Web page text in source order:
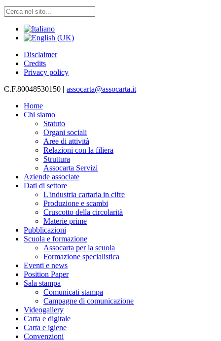
Disclaimer
Credits
Privacy policy
C.F.80048530150 | assocarta@assocarta.it
Home
Chi siamo
Statuto
Organi sociali
Aree di attività
Relazioni con la filiera
Struttura
Assocarta Servizi
Aziende associate
Dati di settore
L'industria cartaria in cifre
Produzione e scambi
Cruscotto della circolarità
Materie prime
Pubblicazioni
Scuola e formazione
Assocarta per la scuola
Formazione specialistica
Eventi e news
Position Paper
Sala stampa
Comunicati stampa
Campagne di comunicazione
Videogallery
Carta e digitale
Carta e igiene
Convenzioni